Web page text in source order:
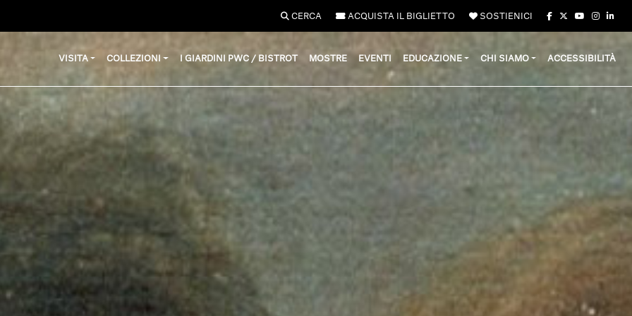
CERCA ACQUISTA IL BIGLIETTO SOSTIENICI
VISITA COLLEZIONI I GIARDINI PWC / BISTROT MOSTRE EVENTI EDUCAZIONE CHI SIAMO ACCESSIBILITÀ